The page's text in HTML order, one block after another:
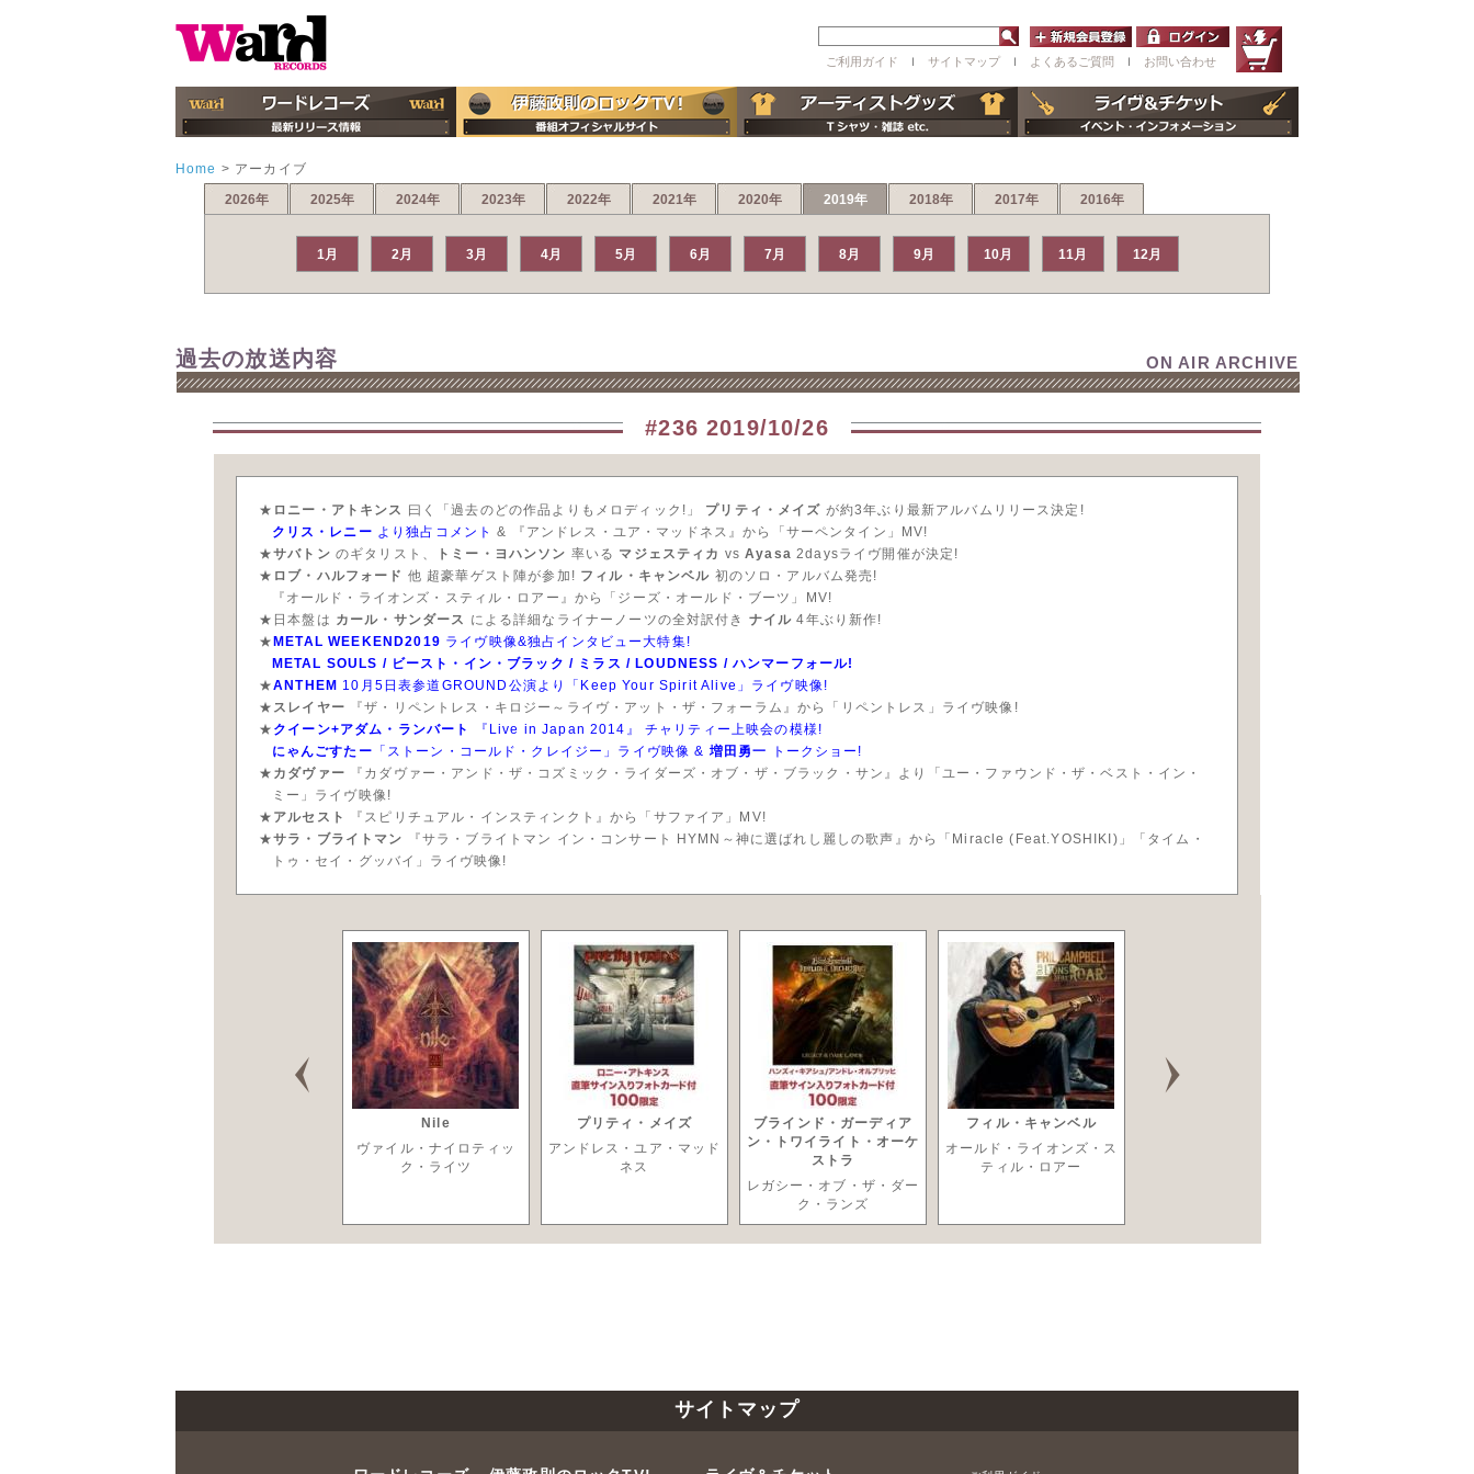
ご利用ガイド ｌ サイトマップ ｌ よくあるご質問 ｌ お問い合わせ
Home > アーカイブ
2026年 2025年 2024年 2023年 2022年 2021年 2020年 2019年
1月 2月 3月 4月 5月 6月 7月 8月 9月 10月 11月 12月
2018年 2017年 2016年
過去の放送内容 ON AIR ARCHIVE
#236 2019/10/26
ロニー・アトキンス 曰く「過去のどの作品よりもメロディック!」 プリティ・メイズ が約3年ぶり最新アルバムリリース決定!
クリス・レニー より独占コメント
& 『アンドレス・ユア・マッドネス』から「サーペンタイン」MV!
サバトン のギタリスト、 トミー・ヨハンソン 率いる マジェスティカ vsAyasa 2daysライヴ開催が決定!
ロブ・ハルフォード 他 超豪華ゲスト陣が参加! フィル・キャンベル 初のソロ・アルバム発売!
『オールド・ライオンズ・スティル・ロアー』から「ジーズ・オールド・ブーツ」MV!
日本盤は カール・サンダース による詳細なライナーノーツの全対訳付き ナイル 4年ぶり新作!
METAL WEEKEND2019 ライヴ映像&独占インタビュー大特集!
METAL SOULS / ビースト・イン・ブラック / ミラス / LOUDNESS / ハンマーフォール!
ANTHEM 10月5日表参道GROUND公演より「Keep Your Spirit Alive」ライヴ映像!
スレイヤー 『ザ・リペントレス・キロジー～ライヴ・アット・ザ・フォーラム』から「リペントレス」ライヴ映像!
クイーン+アダム・ランバート
『Live in Japan 2014』 チャリティー上映会の模様!
にゃんごすたー 「ストーン・コールド・クレイジー」ライヴ映像 & 増田勇一
トークショー!
カダヴァー 『カダヴァー・アンド・ザ・コズミック・ライダーズ・オブ・ザ・ブラック・サン』より「ユー・ファウンド・ザ・ベスト・イン・
ミー」ライヴ映像!
アルセスト
『スピリチュアル・インスティンクト』から「サファイア」MV!
サラ・ブライトマン
『サラ・ブライトマン イン・コンサート HYMN～神に選ばれし麗しの歌声』から「Miracle (Feat.YOSHIKI)」「タイム・
トゥ・セイ・グッバイ」ライヴ映像!
Nile
ヴァイル・ナイロティッ
ク・ライツ
プリティ・メイズ
アンドレス・ユア・マッド
ネス
ブラインド・ガーディア
ン・トワイライト・オーケ
ストラ
レガシー・オブ・ザ・ダー
ク・ランズ
フィル・キャンベル
オールド・ライオンズ・ス
ティル・ロアー
サイトマップ